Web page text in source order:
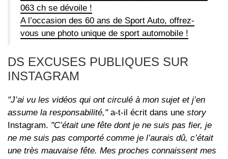
063 ch se dévoile !
A l’occasion des 60 ans de Sport Auto, offrez-
vous une photo unique de sport automobile !
DS EXCUSES PUBLIQUES SUR
INSTAGRAM
"J’ai vu les vidéos qui ont circulé à mon sujet et j’en
assume la responsabilité,"a-t-il écrit dans une story
Instagram. "C’était une fête dont je ne suis pas fier, je
ne me suis pas comporté comme je l’aurais dû, c’était
une très mauvaise fête. Mes proches connaissent mes